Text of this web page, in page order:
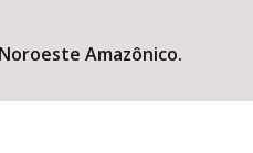
Amazônico.